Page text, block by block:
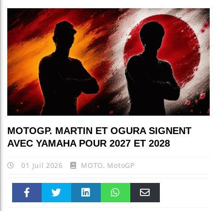
MOTOGP. MARTIN ET OGURA SIGNENT
AVEC YAMAHA POUR 2027 ET 2028
01 Juil 2026 MOTO, MotoGP